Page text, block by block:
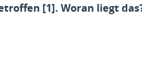
[1]. Woran liegt